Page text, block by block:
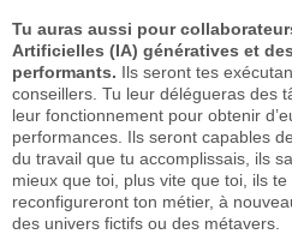
Tu auras aussi pour
Artificielles (IA) génératives et
performants. Ils seront tes
conseillers. Tu leur délégueras des
leur fonctionnement pour obtenir
performances. Ils seront capables
du travail que tu accomplissais, ils
mieux que toi, plus vite que toi, ils
reconfigureront ton métier, à
des univers fictifs ou des métavers.